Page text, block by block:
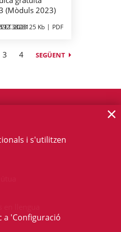
(Mòduls 2023)
2023 Kb PDF
3 4 SEGÜENT
i s'utilitzen
a 'Configuració
×